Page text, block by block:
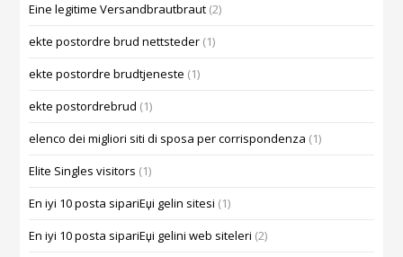
Eine legitime Versandbrautbraut (2)
ekte postordre brud nettsteder (1)
ekte postordre brudtjeneste (1)
ekte postordrebrud (1)
elenco dei migliori siti di sposa per corrispondenza (1)
Elite Singles visitors (1)
En iyi 10 posta sipariЕџi gelin sitesi (1)
En iyi 10 posta sipariЕџi gelini web siteleri (2)